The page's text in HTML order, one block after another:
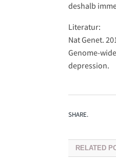
deshalb
Literatur:
Nat Genet.
Genome-
depression.
SHARE.
RELATED